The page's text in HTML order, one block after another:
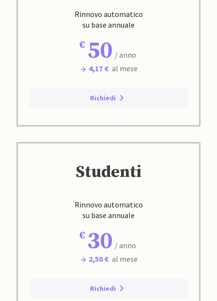
Rinnovo automatico
su base annuale
50 / anno
4,17 € al mese
Richiedi
Studenti
Rinnovo automatico
su base annuale
30 / anno
2,50 € al mese
Richiedi